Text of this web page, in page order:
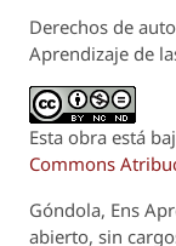
Derechos de
Aprendizaje de
Esta obra está
Commons
Góndola, Ens
abierto, sin